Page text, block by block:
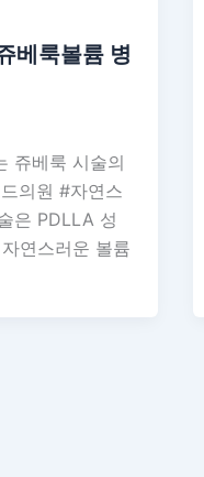
베룩볼륨 병
쥬베룩 시술의
의원 #자연스
은 PDLLA 성
연스러운 볼륨